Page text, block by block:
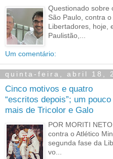
Questionado sobre
São Paulo, contra
Libertadores, hoje,
Paulistão,...
Um comentário:
quinta-feira, abril 18,
Cinco motivos e quatro
“escritos depois”; um pouco
mais de Tricolor e Galo
POR MORITI
contra o Atlético
segunda fase da
vo...